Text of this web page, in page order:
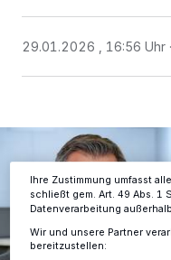
29.01.2026 , 16:56 Uhr
Tracking-Technologien für
verarbeiten Daten, um
Einstellungen oder
Ihre Einstellungen gelten
Informationen finden Sie in
Ihre Zustimmung umfasst
schließt gem. Art. 49 Abs. 1
Datenverarbeitung
Wir und unsere Partner
bereitzustellen: